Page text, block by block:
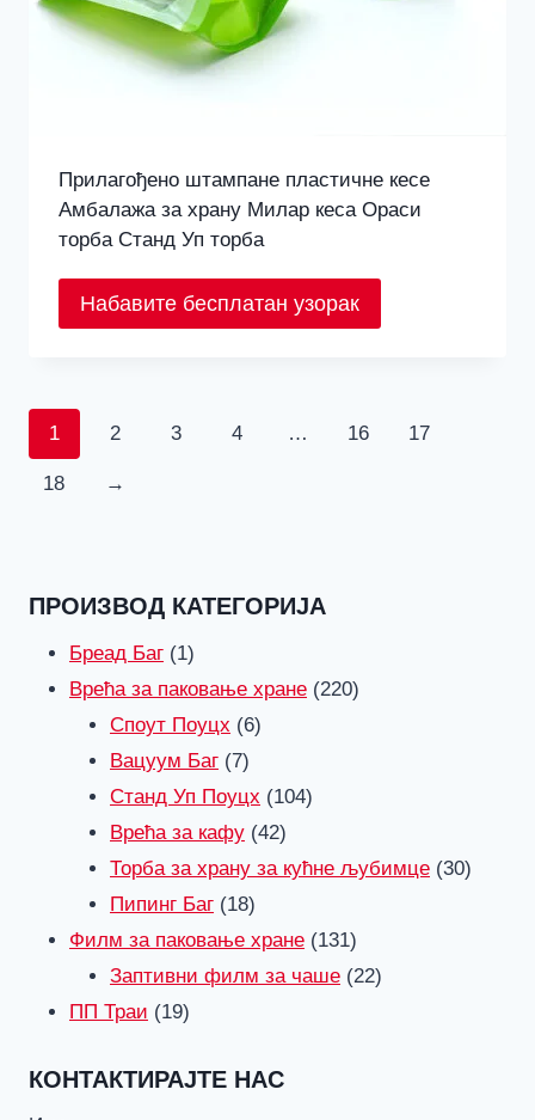
Прилагођено штампане пластичне кесе
Амбалажа за храну Милар кеса Ораси
торба Станд Уп торба
Набавите бесплатан узорак
1 2 3 4 … 16 17
18 →
ПРОИЗВОД КАТЕГОРИЈА
Бреад Баг 11
производ
Врећа за паковање хране 220220
Споут Поуцх 66
Вацуум Баг 77
производи
Станд Уп Поуцх 104104
Врећа за кафу 4242
производи
Торба за храну за кућне љубимце 3030
Пипинг Баг 1818
производи
Филм за паковање хране 131131
производи
Заптивни филм за чаше 2222
ПП Траи 1919
КОНТАКТИРАЈТЕ НАС